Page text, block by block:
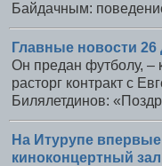
Байдачным:
Главные новости 26
Он предан футболу, –
расторг контракт с
Билялетдинов:
На Итурупе
киноконцертный зал